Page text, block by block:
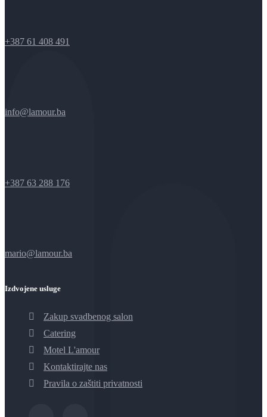
+387 61 408 491
info@lamour.ba
+387 63 288 176
mario@lamour.ba
Izdvojene usluge
Zakup svadbenog salon
Catering
Motel L'amour
Kontaktirajte nas
Pravila o zaštiti privatnosti